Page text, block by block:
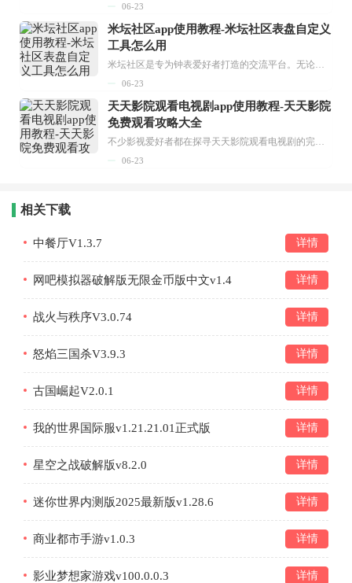
06-23
米坛社区app使用教程-米坛社区表盘自定义
工具怎么用
06-23
天天影院观看电视剧app使用教程-天天影院
免费观看攻略大全
06-23
相关下载
中餐厅V1.3.7 详情
网吧模拟器破解版无限金币版中文v1.4 详情
战火与秩序V3.0.74 详情
怒焰三国杀V3.9.3 详情
古国崛起V2.0.1 详情
我的世界国际服v1.21.21.01正式版 详情
星空之战破解版v8.2.0 详情
迷你世界内测版2025最新版v1.28.6 详情
商业都市手游v1.0.3 详情
影业梦想家游戏v100.0.0.3 详情